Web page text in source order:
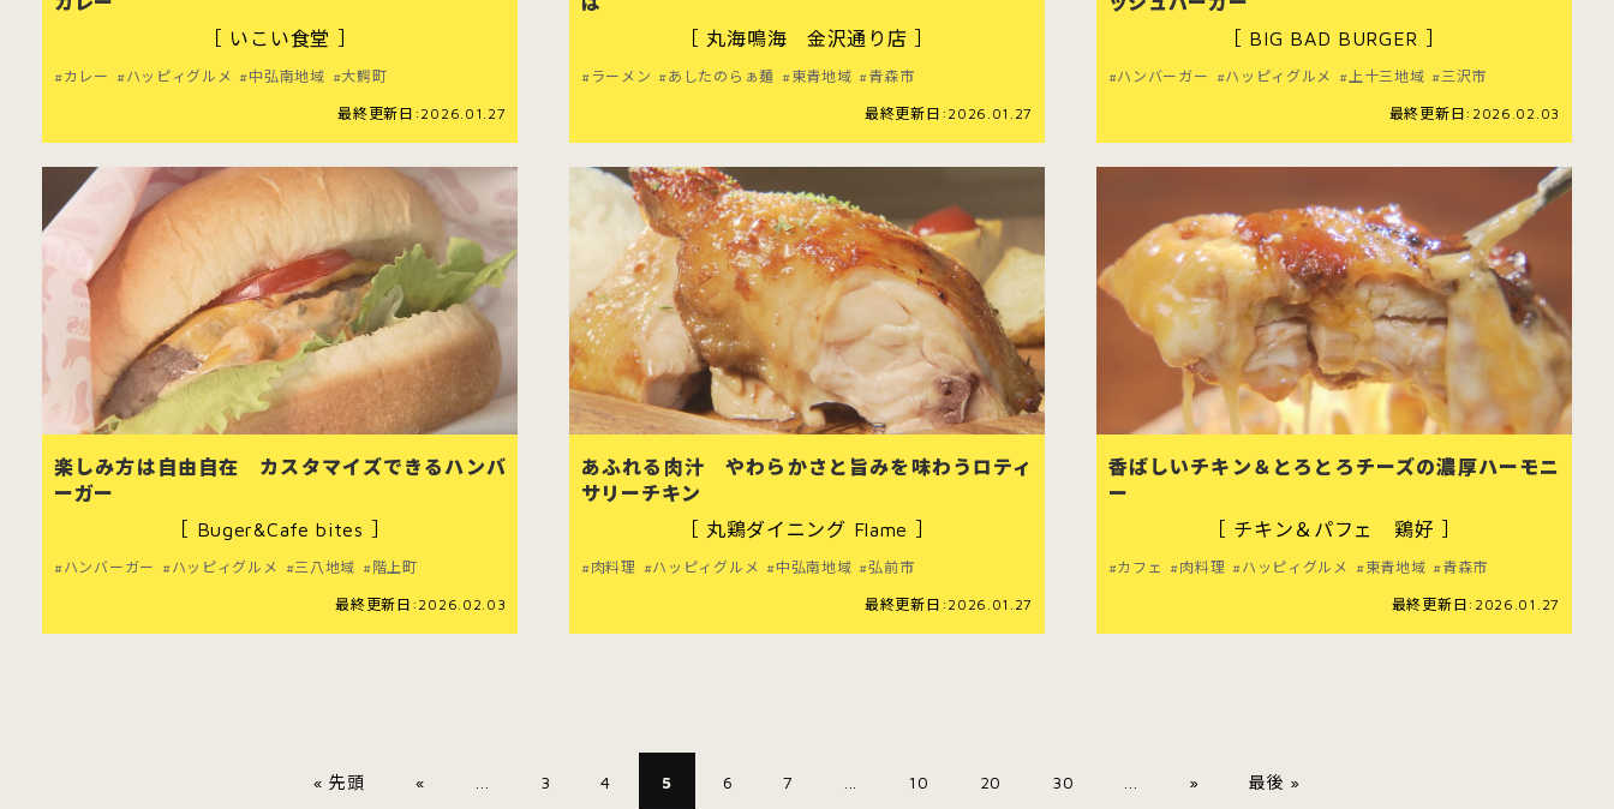
［ いこい食堂 ］
カレー ハッピィグルメ 中弘南地域 大鰐町
最終更新日:2026.01.27
［ 丸海鳴海 金沢通り店 ］
ラーメン あしたのらぁ麺 東青地域 青森市
最終更新日:2026.01.27
［ BIG BAD BURGER ］
ハンバーガー ハッピィグルメ 上十三地域 三沢市
最終更新日:2026.02.03
楽しみ方は自由自在 カスタマイズできるハンバ
ーガー
［ Buger&Cafe bites ］
ハンバーガー ハッピィグルメ 三八地域 階上町
最終更新日:2026.02.03
あふれる肉汁 やわらかさと旨みを味わうロティ
サリーチキン
［ 丸鶏ダイニング Flame ］
肉料理 ハッピィグルメ 中弘南地域 弘前市
最終更新日:2026.01.27
香ばしいチキン＆とろとろチーズの濃厚ハーモニ
ー
［ チキン＆パフェ 鶏好 ］
カフェ 肉料理 ハッピィグルメ 東青地域 青森市
最終更新日:2026.01.27
« 先頭 « 3 4 5 6 7 10 20 30 » 最後 »